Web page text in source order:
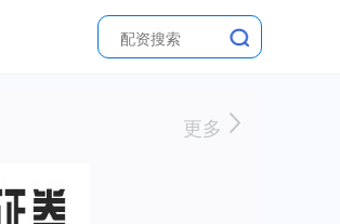
更多